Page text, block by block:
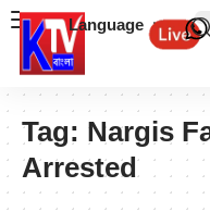
Language
Tag: Nargis
Arrested